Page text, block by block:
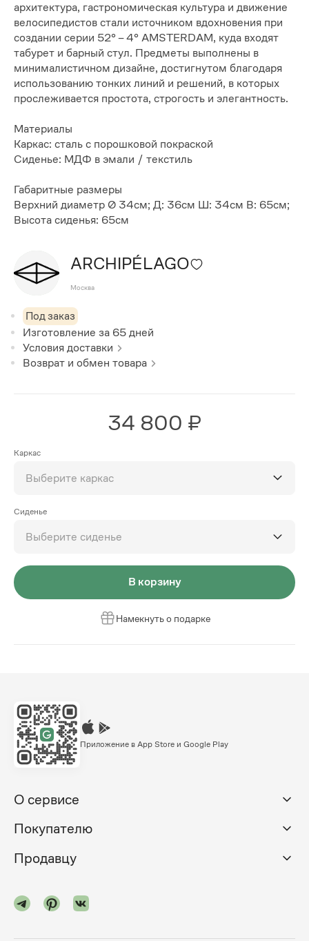
архитектура, гастрономическая культура и движение
велосипедистов стали источником вдохновения при
создании серии 52° – 4° AMSTERDAM, куда входят
табурет и барный стул. Предметы выполнены в
минималистичном дизайне, достигнутом благодаря
использованию тонких линий и решений, в которых
прослеживается простота, строгость и элегантность.
Материалы
Каркас: сталь с порошковой покраской
Сиденье: МДФ в эмали / текстиль
Габаритные размеры
Верхний диаметр Ø 34см; Д: 36см Ш: 34см В: 65см;
Высота сиденья: 65см
ARCHIPÉLAGO
Москва
Под заказ
Изготовление за 65 дней
Условия доставки
Возврат и обмен товара
34 800 ₽
Каркас
Выберите каркас
Сиденье
Выберите сиденье
В корзину
Намекнуть о подарке
Приложение в App Store и Google Play
О сервисе
Покупателю
Продавцу